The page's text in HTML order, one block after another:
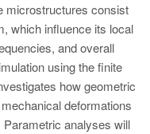
microstructures consist
which influence its local
and overall
using the finite
how geometric
deformations
analyses will